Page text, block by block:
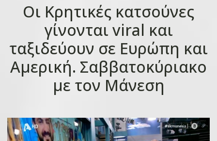
Οι Κρητικές κατσούνες
γίνονται viral και
ταξιδεύουν σε Ευρώπη και
Αμερική. Σαββατοκύριακο
με τον Μάνεση